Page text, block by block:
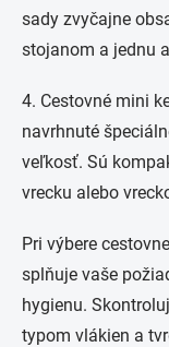
sady zvyčajne
stojanom a jednu
4. Cestovné mini
navrhnuté
veľkosť. Sú
vrecku alebo
Pri výbere
splňuje vaše
hygienu.
typom vlákien a